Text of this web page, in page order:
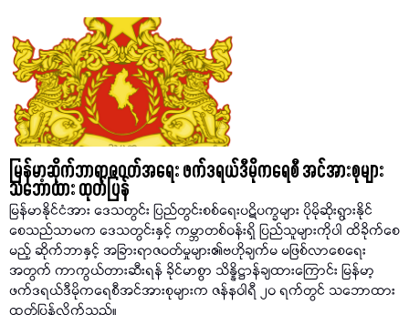
မြန်မာ့ဆိုက်ဘာရာဇဝတ်အရေး ဖက်ဒရယ်ဒီမိုကရေစီ အင်အားစုများ
သဘောထား ထုတ်ပြန်
မြန်မာနိုင်ငံအား ဒေသတွင်း ပြည်တွင်းစစ်ရေးပဋိပက္ခများ ပိုမိုဆိုးရွားနိုင်
စေသည်သာမက ဒေသတွင်းနှင့် ကမ္ဘာတစ်ဝန်းရှိ ပြည်သူများကိုပါ ထိခိုက်စေ
မည့် ဆိုက်ဘာနှင့် အခြားရာဇဝတ်မှုများ၏ဗဟိုချက်မ မဖြစ်လာစေရေး
အတွက် ကာကွယ်တားဆီးရန် ခိုင်မာစွာ သိန္နိဋ္ဌာန်ချထားကြောင်း မြန်မာ့
ဖက်ဒရယ်ဒီမိုကရေစီအင်အားစုများက ဇန်နဝါရီ ၂၀ ရက်တွင် သဘောထား